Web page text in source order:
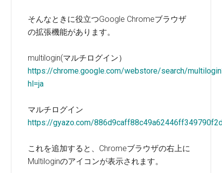
そんなときに役立つGoogle Chromeブラウザ
の拡張機能があります。
multilogin(マルチログイン）
https://chrome.google.com/webstore/search/
hl=ja
マルチログイン
https://gyazo.com/
これを追加すると、Chromeブラウザの右上に
Multiloginのアイコンが表示されます。